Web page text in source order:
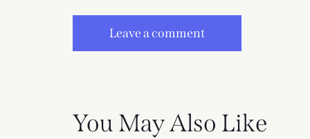
You May Also Like